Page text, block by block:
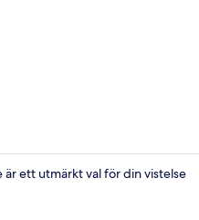
ett utmärkt val för din vistelse